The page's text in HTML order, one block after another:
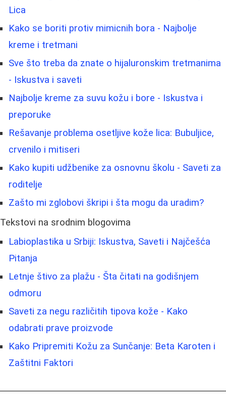
Lica
Kako se boriti protiv mimicnih bora - Najbolje
kreme i tretmani
Sve što treba da znate o hijaluronskim tretmanima
- Iskustva i saveti
Najbolje kreme za suvu kožu i bore - Iskustva i
preporuke
Rešavanje problema osetljive kože lica: Bubuljice,
crvenilo i mitiseri
Kako kupiti udžbenike za osnovnu školu - Saveti za
roditelje
Zašto mi zglobovi škripi i šta mogu da uradim?
Tekstovi na srodnim blogovima
Labioplastika u Srbiji: Iskustva, Saveti i Najčešća
Pitanja
Letnje štivo za plažu - Šta čitati na godišnjem
odmoru
Saveti za negu različitih tipova kože - Kako
odabrati prave proizvode
Kako Pripremiti Kožu za Sunčanje: Beta Karoten i
Zaštitni Faktori